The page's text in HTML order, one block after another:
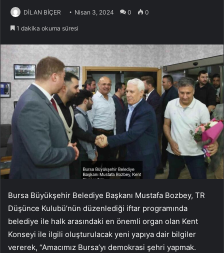
DİLAN BİÇER Nisan 3, 2024 0 0
1 dakika okuma süresi
Bursa Büyükşehir Belediye Başkanı Mustafa Bozbey, TR
Düşünce Kulubü’nün düzenlediği iftar programında
belediye ile halk arasındaki en önemli organ olan Kent
Konseyi ile ilgili oluşturulacak yeni yapıya dair bilgiler
vererek, “Amacımız Bursa’yı demokrasi şehri yapmak.